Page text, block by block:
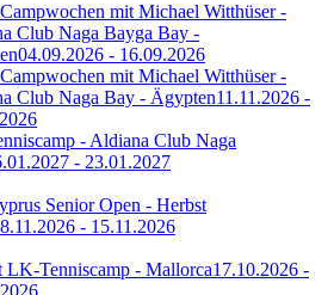
mit Michael Witthüser -
Club Naga Bayga Bay -
04.09.2026 - 16.09.2026
mit Michael Witthüser -
Club Naga Bay - Ägypten11.11.2026 -
- Aldiana Club Naga
- 23.01.2027
Senior Open - Herbst
- 15.11.2026
LK-Tenniscamp - Mallorca17.10.2026 -